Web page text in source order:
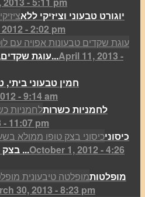
יוגורט טבעוני וציזיקי ללא
- 2:02 pm
עוגת שקדים, לוטוס קרמל ושוקולד...April 11, 2013 -
חמין טבעוני ביתי,
- 9:14 am
לחמניות כשרות
- 11:07 pm
כיסוני
בצק טופו ממולא בשעועית ...October 1, 2012 - 4:26
מופלטות
30, 2013 - 8:23 pm